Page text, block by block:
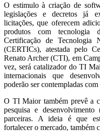
O estimulo à criação de
legislações e decretos já
licitações, que oferecem
produtos com tecnologia
Certificação de Tecnologia
(CERTICs), atestada pelo
Renato Archer (CTI), em
vez, será catalizador do TI
internacionais que
poderão ser contempladas
O TI Maior também prevê a
pesquisa e
parceiras. A ideia é que
fortalecer o mercado, também